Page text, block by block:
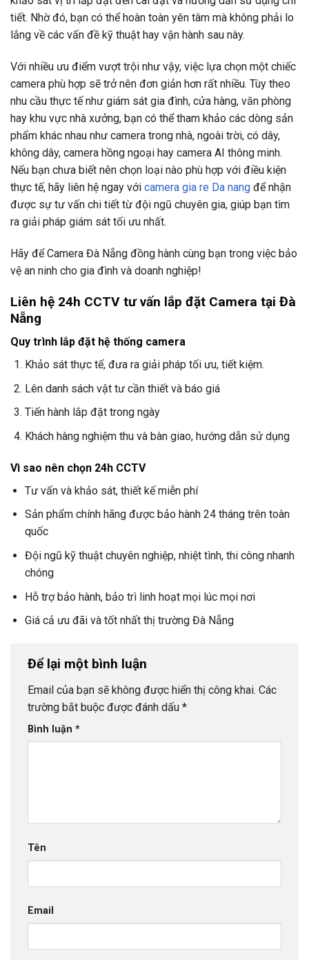
tiết. Nhờ đó, bạn có thể hoàn toàn yên tâm mà không phải lo
lắng về các vấn đề kỹ thuật hay vận hành sau này.
Với nhiều ưu điểm vượt trội như vậy, việc lựa chọn một chiếc
camera phù hợp sẽ trở nên đơn giản hơn rất nhiều. Tùy theo
nhu cầu thực tế như giám sát gia đình, cửa hàng, văn phòng
hay khu vực nhà xưởng, bạn có thể tham khảo các dòng sản
phẩm khác nhau như camera trong nhà, ngoài trời, có dây,
không dây, camera hồng ngoại hay camera AI thông minh.
Nếu bạn chưa biết nên chọn loại nào phù hợp với điều kiện
thực tế, hãy liên hệ ngay với camera gia re Da nang để nhận
được sự tư vấn chi tiết từ đội ngũ chuyên gia, giúp bạn tìm
ra giải pháp giám sát tối ưu nhất.
Hãy để Camera Đà Nẵng đồng hành cùng bạn trong việc bảo
vệ an ninh cho gia đình và doanh nghiệp!
Liên hệ 24h CCTV tư vấn lắp đặt Camera tại Đà
Nẵng
Quy trình lắp đặt hệ thống camera
Khảo sát thực tế, đưa ra giải pháp tối ưu, tiết kiệm.
Lên danh sách vật tư cần thiết và báo giá
Tiến hành lắp đặt trong ngày
Khách hàng nghiệm thu và bàn giao, hướng dẫn sử dụng
Vì sao nên chọn 24h CCTV
Tư vấn và khảo sát, thiết kế miễn phí
Sản phẩm chính hãng được bảo hành 24 tháng trên toàn
quốc
Đội ngũ kỹ thuật chuyên nghiệp, nhiệt tình, thi công nhanh
chóng
Hỗ trợ bảo hành, bảo trì linh hoạt mọi lúc mọi nơi
Giá cả ưu đãi và tốt nhất thị trường Đà Nẵng
Để lại một bình luận
Email của bạn sẽ không được hiển thị công khai. Các
trường bắt buộc được đánh dấu *
Bình luận *
Tên
Email